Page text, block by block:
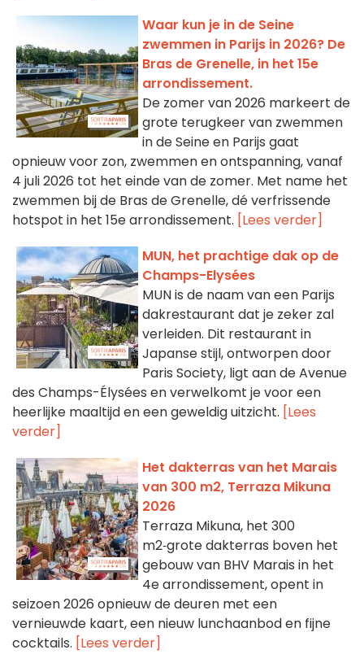
Waar kun je in de Seine
zwemmen in Parijs in 2026? De
Bras de Grenelle, in het 15e
arrondissement.
De zomer van 2026 markeert de
grote terugkeer van zwemmen
in de Seine en Parijs gaat
opnieuw voor zon, zwemmen en ontspanning, vanaf
4 juli 2026 tot het einde van de zomer. Met name het
zwemmen bij de Bras de Grenelle, dé verfrissende
hotspot in het 15e arrondissement. [Lees verder]
MUN, het prachtige dak op de
Champs-Elysées
MUN is de naam van een Parijs
dakrestaurant dat je zeker zal
verleiden. Dit restaurant in
Japanse stijl, ontworpen door
Paris Society, ligt aan de Avenue
des Champs-Élysées en verwelkomt je voor een
heerlijke maaltijd en een geweldig uitzicht. [Lees
verder]
Het dakterras van het Marais
van 300 m2, Terraza Mikuna
2026
Terraza Mikuna, het 300
m2‑grote dakterras boven het
gebouw van BHV Marais in het
4e arrondissement, opent in
seizoen 2026 opnieuw de deuren met een
vernieuwde kaart, een nieuw lunchaanbod en fijne
cocktails. [Lees verder]